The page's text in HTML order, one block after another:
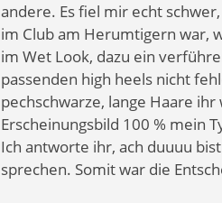
andere. Es fiel mir echt
im Club am Herumtigern war,
im Wet Look, dazu ein
passenden high heels nicht
pechschwarze, lange Haare
Erscheinungsbild 100 % mein
Ich antworte ihr, ach duuuu
sprechen. Somit war die